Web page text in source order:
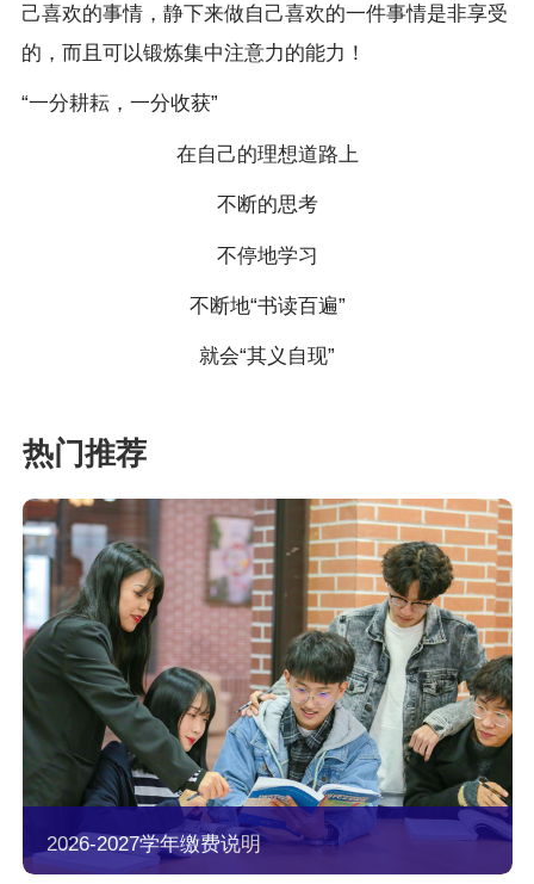
己喜欢的事情，静下来做自己喜欢的一件事情是非享受
的，而且可以锻炼集中注意力的能力！
“一分耕耘，一分收获”
在自己的理想道路上
不断的思考
不停地学习
不断地“书读百遍”
就会“其义自现”
2026-2027学年缴费说明